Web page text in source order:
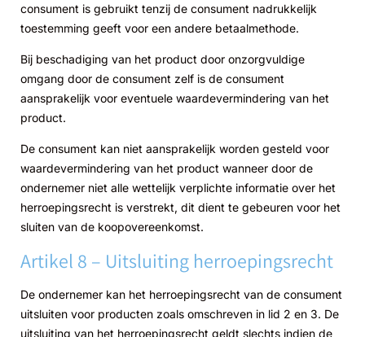
consument is gebruikt tenzij de consument nadrukkelijk
toestemming geeft voor een andere betaalmethode.
Bij beschadiging van het product door onzorgvuldige
omgang door de consument zelf is de consument
aansprakelijk voor eventuele waardevermindering van het
product.
De consument kan niet aansprakelijk worden gesteld voor
waardevermindering van het product wanneer door de
ondernemer niet alle wettelijk verplichte informatie over het
herroepingsrecht is verstrekt, dit dient te gebeuren voor het
sluiten van de koopovereenkomst.
Artikel 8 – Uitsluiting herroepingsrecht
De ondernemer kan het herroepingsrecht van de consument
uitsluiten voor producten zoals omschreven in lid 2 en 3. De
uitsluiting van het herroepingsrecht geldt slechts indien de